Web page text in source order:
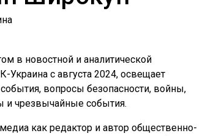
в новостной и аналитической
Украина с августа 2024, освещает
вопросы безопасности, войны,
и чрезвычайные события.
как редактор и автор общественно-